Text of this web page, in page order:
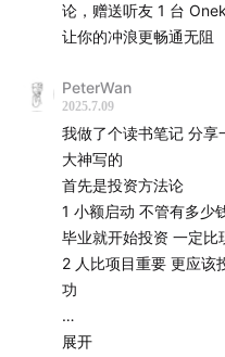
第一，在 AI 和 Robotics
会有 3 类：科研、投资
保值和增值手段，掌握的
第二，目前在 Crypto 里
户去撸空投、Defi 挖矿，
比如 20w 估值投资
期项目的代币（比如
目），本质上都是在做天
也是戏称和问候「早安，
最高的，符合我们「超级
论，赠送听友 1 台
让你的冲浪更畅通无阻
PeterWan
2025.7.09
我做了个读书笔记 分享
大神写的
首先是投资方法论
1 小额启动 不管有多少
毕业就开始投资 一定比
2 人比项目重要 更应该
功
二 避坑的地方
展开